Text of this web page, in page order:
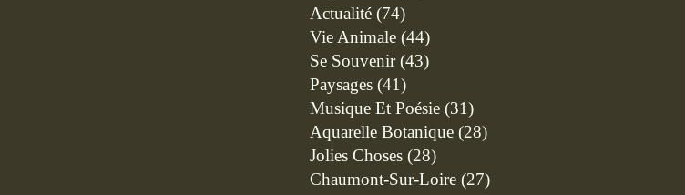
Actualité (74)
Vie Animale (44)
Se Souvenir(43)
Paysages (41)
Musique Et Poésie (31)
Aquarelle Botanique (28)
Jolies Choses (28)
Chaumont-Sur-Loire (27)